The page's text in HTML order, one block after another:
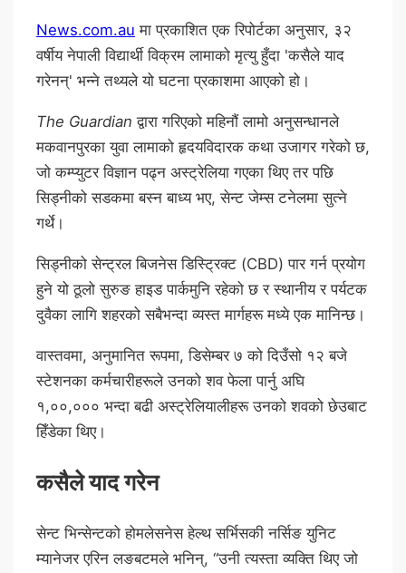
News.com.au मा प्रकाशित एक रिपोर्टका अनुसार, ३२
वर्षीय नेपाली विद्यार्थी विक्रम लामाको मृत्यु हुँदा 'कसैले याद
गरेनन्' भन्ने तथ्यले यो घटना प्रकाशमा आएको हो।
The Guardian द्वारा गरिएको महिनौं लामो अनुसन्धानले
मकवानपुरका युवा लामाको हृदयविदारक कथा उजागर गरेको छ,
जो कम्प्युटर विज्ञान पढ्न अस्ट्रेलिया गएका थिए तर पछि
सिड्नीको सडकमा बस्न बाध्य भए, सेन्ट जेम्स टनेलमा सुत्ने
गर्थे।
सिड्नीको सेन्ट्रल बिजनेस डिस्ट्रिक्ट (CBD) पार गर्न प्रयोग
हुने यो ठूलो सुरुङ हाइड पार्कमुनि रहेको छ र स्थानीय र पर्यटक
दुवैका लागि शहरको सबैभन्दा व्यस्त मार्गहरू मध्ये एक मानिन्छ।
वास्तवमा, अनुमानित रूपमा, डिसेम्बर ७ को दिउँसो १२ बजे
स्टेशनका कर्मचारीहरूले उनको शव फेला पार्नु अघि
१,००,००० भन्दा बढी अस्ट्रेलियालीहरू उनको शवको छेउबाट
हिँडेका थिए।
कसैले याद गरेन
सेन्ट भिन्सेन्टको होमलेसनेस हेल्थ सर्भिसकी नर्सिङ युनिट
म्यानेजर एरिन लङबटमले भनिन्, “उनी त्यस्ता व्यक्ति थिए जो